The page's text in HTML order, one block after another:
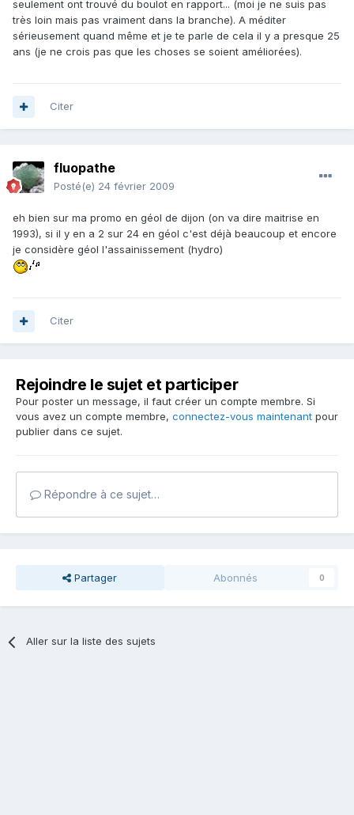
seulement ont trouvé du boulot en rapport... (moi je ne suis pas
très loin mais pas vraiment dans la branche). A méditer
sérieusement quand même et je te parle de cela il y a presque 25
ans (je ne crois pas que les choses se soient améliorées).
Citer
fluopathe
Posté(e) 24 février 2009
eh bien sur ma promo en géol de dijon (on va dire maitrise en
1993), si il y en a 2 sur 24 en géol c'est déjà beaucoup et encore
je considère géol l'assainissement (hydro)
Citer
Rejoindre le sujet et participer
Pour poster un message, il faut créer un compte membre. Si
vous avez un compte membre, connectez-vous maintenant pour
publier dans ce sujet.
Répondre à ce sujet…
Partager Abonnés 0
Aller sur la liste des sujets